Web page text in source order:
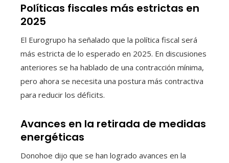
Políticas fiscales más estrictas en
2025
El Eurogrupo ha señalado que la política fiscal será
más estricta de lo esperado en 2025. En discusiones
anteriores se ha hablado de una contracción mínima,
pero ahora se necesita una postura más contractiva
para reducir los déficits.
Avances en la retirada de medidas
energéticas
Donohoe dijo que se han logrado avances en la